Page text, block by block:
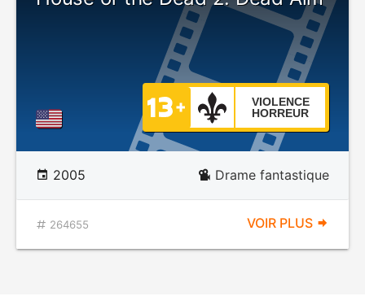
VIOLENCE
HORREUR
2005 Drame fantastique
264655 VOIR PLUS